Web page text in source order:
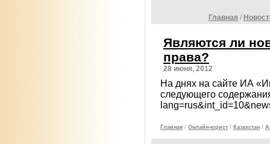
Главная /
Являются ли
права?
28 июня, 2012
На днях на сайте ИА
следующего
Главная / Онлайн-юрист / Казахстан /